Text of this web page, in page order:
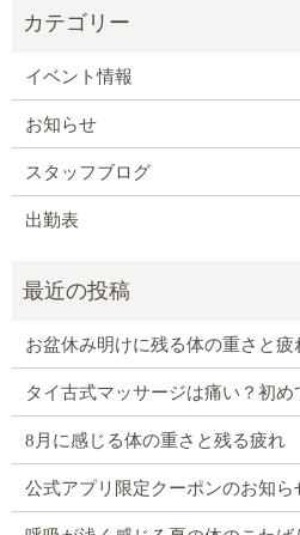
イベント情報
お知らせ
スタッフブログ
出勤表
お盆休み明けに残る体の重さと疲
タイ古式マッサージは痛い？初め
8月に感じる体の重さと残る疲れ
公式アプリ限定クーポンのお知ら